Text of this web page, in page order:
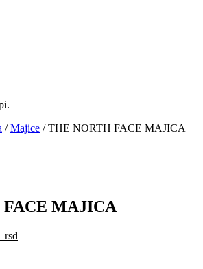
/Majice / THE NORTH FACE MAJICA
MAJICA
rsd